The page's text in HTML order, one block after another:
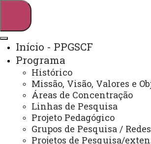
Webmail Sistemas
Arquivo Virtual
Campus
Início - PPGSCF
Programa
Histórico
Missão, Visão, Valores e
Áreas de Concentração
Linhas de Pesquisa
Projeto Pedagógico
Grupos de Pesquisa /
Projetos de Pesquisa/